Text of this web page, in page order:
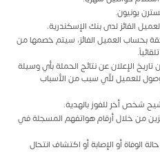
يونيون.
الفائز لدى بنك الإسكندرية.
بحساب العميل الفائز، سيتم خصمها من
الإعلان عن نتائج الحملة بأي وسيلة
للعميل لأي سبب من الأسباب
شخص أخر للفوز بالهدية.
من خلال أرقام هواتفهم المسجلة في
الوفاة أو الإصابة أو اكتشاف انتحال